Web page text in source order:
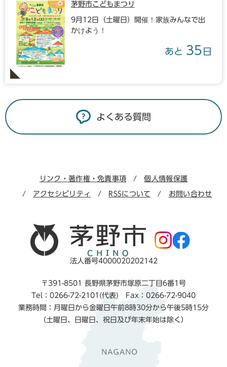
茅野市こどもまつり
9月12日（土曜日）開催！家族みんなで出
かけよう！
あと 35 日
よくある質問
リンク・著作権・免責事項 個人情報保護
アクセシビリティ RSSについて お問い合わせ
法人番号4000020202142
〒391-8501 長野県茅野市塚原二丁目6番1号
Tel：0266-72-2101(代表) Fax：0266-72-9040
業務時間：月曜日から金曜日午前8時30分から午後5時15分
（土曜日、日曜日、祝日及び年末年始は除く）